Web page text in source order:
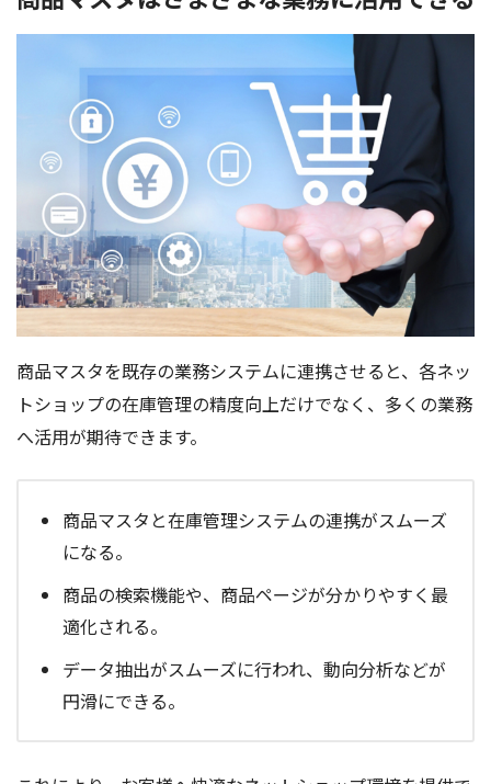
商品マスタを既存の業務システムに連携させると、各ネッ
トショップの在庫管理の精度向上だけでなく、多くの業務
へ活用が期待できます。
商品マスタと在庫管理システムの連携がスムーズ
になる。
商品の検索機能や、商品ページが分かりやすく最
適化される。
データ抽出がスムーズに行われ、動向分析などが
円滑にできる。